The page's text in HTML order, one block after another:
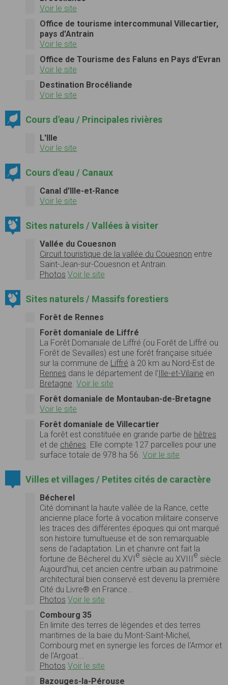
Voir le site
Office de tourisme intercommunal Villecartier,
pays d'Antrain
Voir le site
Office de Tourisme des Faluns en Pays d'Evran
Voir le site
Destination Brocéliande
Voir le site
Cours d'eau / Principales rivières
L'Ille
Voir le site
Cours d'eau / Canaux
Canal d'Ille-et-Rance
Voir le site
Sites naturels / Vallées à visiter
Vallée du Couesnon
Circuit touristique de la vallée du Couesnon entre
Saint-Jean-sur-Couesnon et Antrain.
Photos Voir le site
Sites naturels / Massifs forestiers
Forêt de Rennes
Forêt domaniale de Liffré
La Forêt Domaniale de Liffré (ou Forêt de Liffré ou
Forêt de Sevailles) est une forêt française située
sur la commune de Liffré à 20 km au Nord-Est de
Rennes dans le département de l'Ille-et-Vilaine en
Bretagne. Voir le site
Forêt domaniale de Montauban-de-Bretagne
Voir le site
Forêt domaniale de Villecartier
La forêt est constituée en grande partie de hêtres
et de chênes. Elle compte 127 parcelles pour une
surface totale de 978 ha 56. Voir le site
Villes et villages / Petites cités de caractère
Bécherel
Cité dominant la haute vallée de la Rance, cette
ancienne place forte à vocation militaire conserve
les traces des différentes époques qui ont marqué
son histoire tumultueuse et de son remarquable
sens de l’adaptation. Lin et chanvre ont fait la
fortune de Bécherel du XVIe siècle au XVIIIe siècle.
Aujourd’hui, cet ancien centre urbain au patrimoine
architectural bien conservé est devenu la première
Cité du Livre® en France...
Photos Voir le site
Combourg 35
En limite des terres de légendes et des terres
maritimes de la baie du Mont-Saint-Michel,
Combourg met en synergie les forces de l'Armor et
de l'Argoat...
Photos Voir le site
Bazouges-la-Pérouse